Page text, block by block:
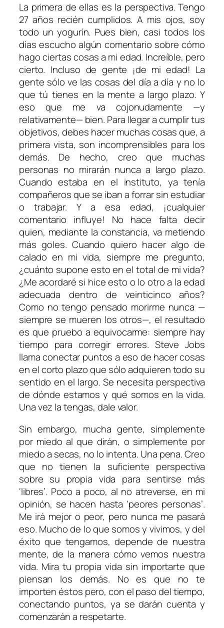
La primera de ellas es la perspectiva. Tengo
27 años recién cumplidos. A mis ojos, soy
todo un yogurín. Pues bien, casi todos los
días escucho algún comentario sobre cómo
hago ciertas cosas a mi edad. Increíble, pero
cierto. Incluso de gente ¡de mi edad! La
gente sólo ve las cosas del día a día y no lo
que tú tienes en la mente a largo plazo. Y
eso que me va cojonudamente —y
relativamente— bien. Para llegar a cumplir tus
objetivos, debes hacer muchas cosas que, a
primera vista, son incomprensibles para los
demás. De hecho, creo que muchas
personas no mirarán nunca a largo plazo.
Cuando estaba en el instituto, ya tenía
compañeros que se iban a forrar sin estudiar
o trabajar. Y a esa edad, ¡cualquier
comentario influye! No hace falta decir
quien, mediante la constancia, va metiendo
más goles. Cuando quiero hacer algo de
calado en mi vida, siempre me pregunto,
¿cuánto supone esto en el total de mi vida?
¿Me acordaré si hice esto o lo otro a la edad
adecuada dentro de veinticinco años?
Como no tengo pensado morirme nunca —
siempre se mueren los otros—, el resultado
es que pruebo a equivocarme: siempre hay
tiempo para corregir errores. Steve Jobs
llama conectar puntos a eso de hacer cosas
en el corto plazo que sólo adquieren todo su
sentido en el largo. Se necesita perspectiva
de dónde estamos y qué somos en la vida.
Una vez la tengas, dale valor.
Sin embargo, mucha gente, simplemente
por miedo al que dirán, o simplemente por
miedo a secas, no lo intenta. Una pena. Creo
que no tienen la suficiente perspectiva
sobre su propia vida para sentirse más
‘libres’. Poco a poco, al no atreverse, en mi
opinión, se hacen hasta ‘peores personas’.
Me irá mejor o peor, pero nunca me pasará
eso. Mucho de lo que somos y vivimos, y del
éxito que tengamos, depende de nuestra
mente, de la manera cómo vemos nuestra
vida. Mira tu propia vida sin importarte que
piensan los demás. No es que no te
importen éstos pero, con el paso del tiempo,
conectando puntos, ya se darán cuenta y
comenzarán a respetarte.